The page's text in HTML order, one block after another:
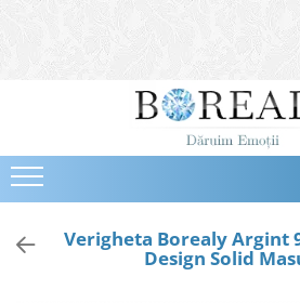
Bijuterii
Cercei
Bratari
ColiereVerigheta Borealy Argint
Design Solid